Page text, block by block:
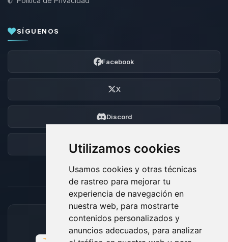
Utilizamos cookies
Usamos cookies y otras técnicas
de rastreo para mejorar tu
experiencia de navegación en
nuestra web, para mostrarte
contenidos personalizados y
anuncios adecuados, para analizar
SÍGUENOS
Facebook
X
Discord
Foro
MÉTODOS DE PAGO ACEPTADOS